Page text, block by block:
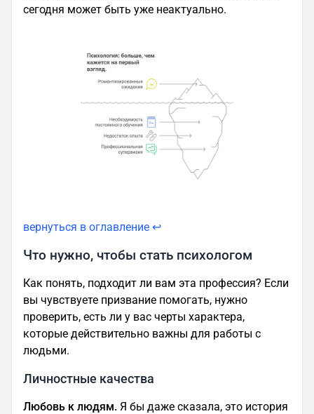
сегодня может быть уже неактуально.
вернуться в оглавление ↩
Что нужно, чтобы стать психологом
Как понять, подходит ли вам эта профессия? Если
вы чувствуете призвание помогать, нужно
проверить, есть ли у вас черты характера,
которые действительно важны для работы с
людьми.
Личностные качества
Любовь к людям. Я бы даже сказала, это история